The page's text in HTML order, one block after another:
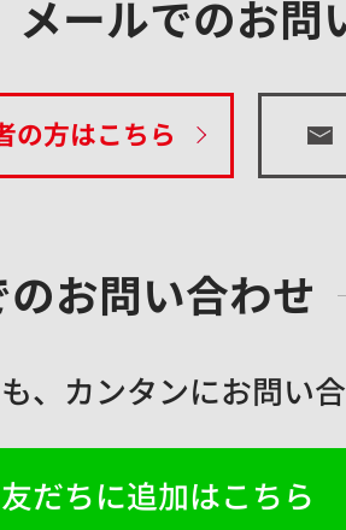
メールでのお問
の方はこちら
お問い合わせ
、 カンタンにお問い
友だちに追加はこちら